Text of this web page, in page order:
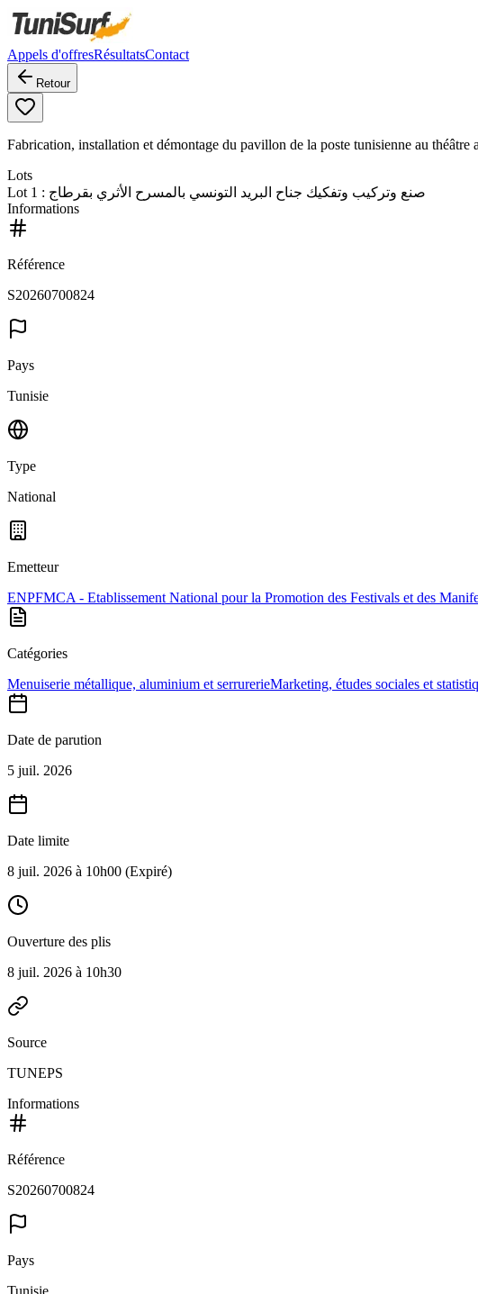
Appels d'offresRésultatsContact
Retour
Fabrication, installation et démontage du pavillon de la poste tunisienne au théâtre
Lots
Lot 1
: صنع وتركيب وتفكيك جناح البريد التونسي بالمسرح الأثري بقرطاج
Informations
Référence
S20260700824
Pays
Tunisie
Type
National
Emetteur
ENPFMCA - Etablissement National pour la Promotion des Festivals et des
Catégories
Menuiserie métallique, aluminium et serrurerieMarketing, études sociales et
Date de parution
5 juil. 2026
Date limite
8 juil. 2026 à 10h00 (Expiré)
Ouverture des plis
8 juil. 2026 à 10h30
Source
TUNEPS
Informations
Référence
S20260700824
Pays
Tunisie